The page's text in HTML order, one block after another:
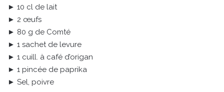
► 10 cl de lait
► 2 œufs
► 80 g de Comté
► 1 sachet de levure
► 1 cuill. à café d’origan
► 1 pincée de paprika
► Sel, poivre